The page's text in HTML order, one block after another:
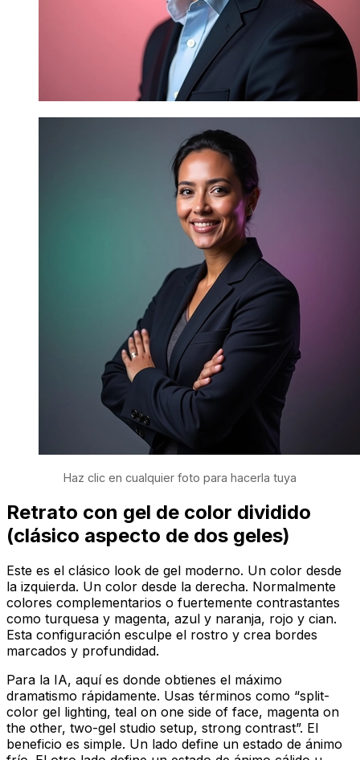
Haz clic en cualquier foto para hacerla tuya
Retrato con gel de color dividido
(clásico aspecto de dos geles)
Este es el clásico look de gel moderno. Un color desde
la izquierda. Un color desde la derecha. Normalmente
colores complementarios o fuertemente contrastantes
como turquesa y magenta, azul y naranja, rojo y cian.
Esta configuración esculpe el rostro y crea bordes
marcados y profundidad.
Para la IA, aquí es donde obtienes el máximo
dramatismo rápidamente. Usas términos como “split-
color gel lighting, teal on one side of face, magenta on
the other, two-gel studio setup, strong contrast”. El
beneficio es simple. Un lado define un estado de ánimo